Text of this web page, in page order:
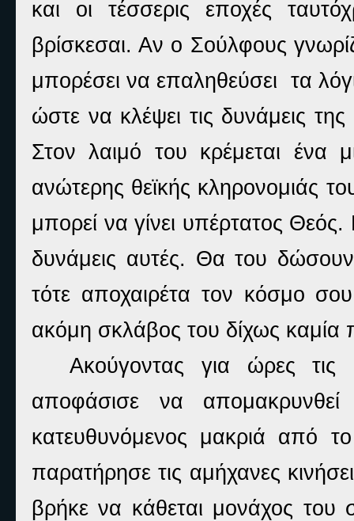
και οι τέσσερις εποχές
βρίσκεσαι. Αν ο Σούλφους
μπορέσει να επαληθεύσει τα
ώστε να κλέψει τις δυνάμεις
Στον λαιμό του κρέμεται ένα
ανώτερης θεϊκής κληρονομιάς
μπορεί να γίνει υπέρτατος Θεός.
δυνάμεις αυτές. Θα του δώσουν
τότε αποχαιρέτα τον κόσμο
ακόμη σκλάβος του δίχως
Ακούγοντας για ώρες τις
αποφάσισε να
κατευθυνόμενος μακριά από
παρατήρησε τις αμήχανες
βρήκε να κάθεται μονάχος του